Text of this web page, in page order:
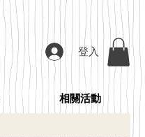
登入
相關活動